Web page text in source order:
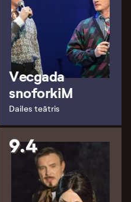
Vecgada
snoforkiM
Dailes teātris
9.4